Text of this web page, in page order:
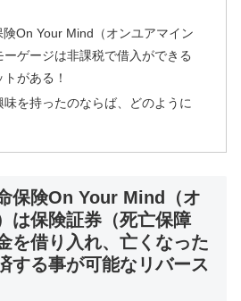
On Your Mind（オンユアマイン
ーゲージは非課税で借入ができる
がある！
を持ったのならば、どのように
保険On Your Mind（オ
は保険証券（死亡保障
を借り入れ、亡くなった
する事が可能なリバース